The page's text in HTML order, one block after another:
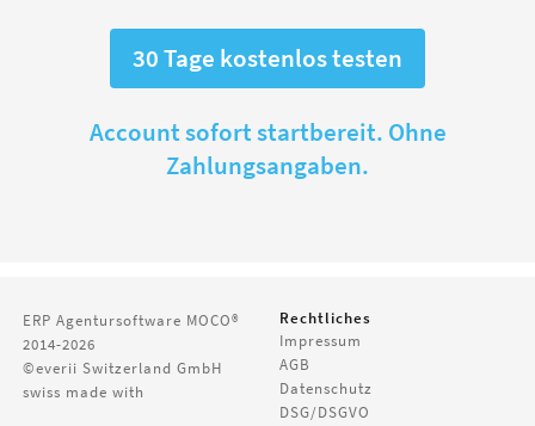
30 Tage kostenlos testen
Account sofort startbereit. Ohne
Zahlungsangaben.
ERP Agentursoftware MOCO®
2014-2026
©everii Switzerland GmbH
swiss made with
Rechtliches
Impressum
AGB
Datenschutz
DSG/DSGVO